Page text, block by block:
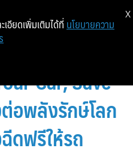
ร่วมจัด
Car, Save
อพลังรักษ์โลก
ดฟรีให้รถ
อียดเพิ่มเติมได้ที่ นโยบายความ
X